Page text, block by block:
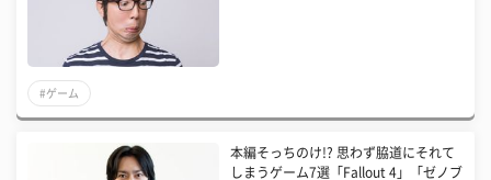
#ゲーム
本編そっちのけ!? 思わず脇道にそれて
しまうゲーム7選「Fallout 4」「ゼノブ